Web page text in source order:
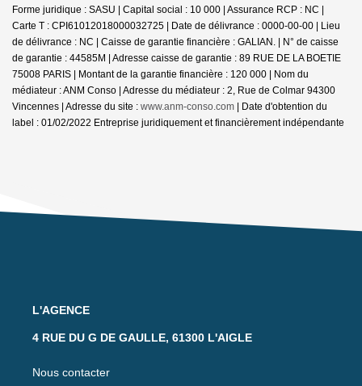
Forme juridique : SASU | Capital social : 10 000 | Assurance RCP : NC |
Carte T : CPI61012018000032725 | Date de délivrance : 0000-00-00 | Lieu
de délivrance : NC | Caisse de garantie financière : GALIAN. | N° de caisse
de garantie : 44585M | Adresse caisse de garantie : 89 RUE DE LA BOETIE
75008 PARIS | Montant de la garantie financière : 120 000 | Nom du
médiateur : ANM Conso | Adresse du médiateur : 2, Rue de Colmar 94300
Vincennes | Adresse du site : www.anm-conso.com | Date d'obtention du
label : 01/02/2022 Entreprise juridiquement et financièrement indépendante
L'AGENCE
4 RUE DU G DE GAULLE, 61300 L'AIGLE
Nous contacter